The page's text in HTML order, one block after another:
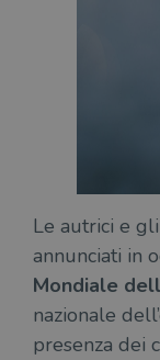
Le autrici e
annunciati in
Mondiale
nazionale
presenza dei